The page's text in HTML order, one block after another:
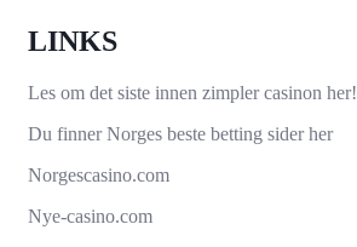
LINKS
Les om det siste innen zimpler casinon her!
Du finner Norges beste betting siderher
Norgescasino.com
Nye-casino.com